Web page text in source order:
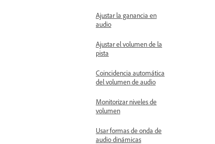
Ajustar la ganancia en
audio
Ajustar el volumen de la
pista
Coincidencia automática
del volumen de audio
Monitorizar niveles de
volumen
Usar formas de onda de
audio dinámicas